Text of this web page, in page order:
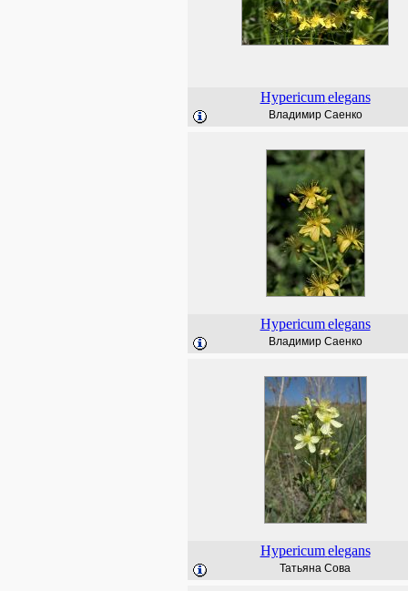
Hypericum elegans
Владимир Саенко
Hypericum elegans
Владимир Саенко
Hypericum elegans
Татьяна Сова